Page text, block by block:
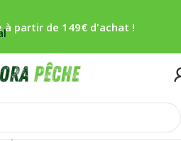
partir de 149€ d'achat !
/Spod